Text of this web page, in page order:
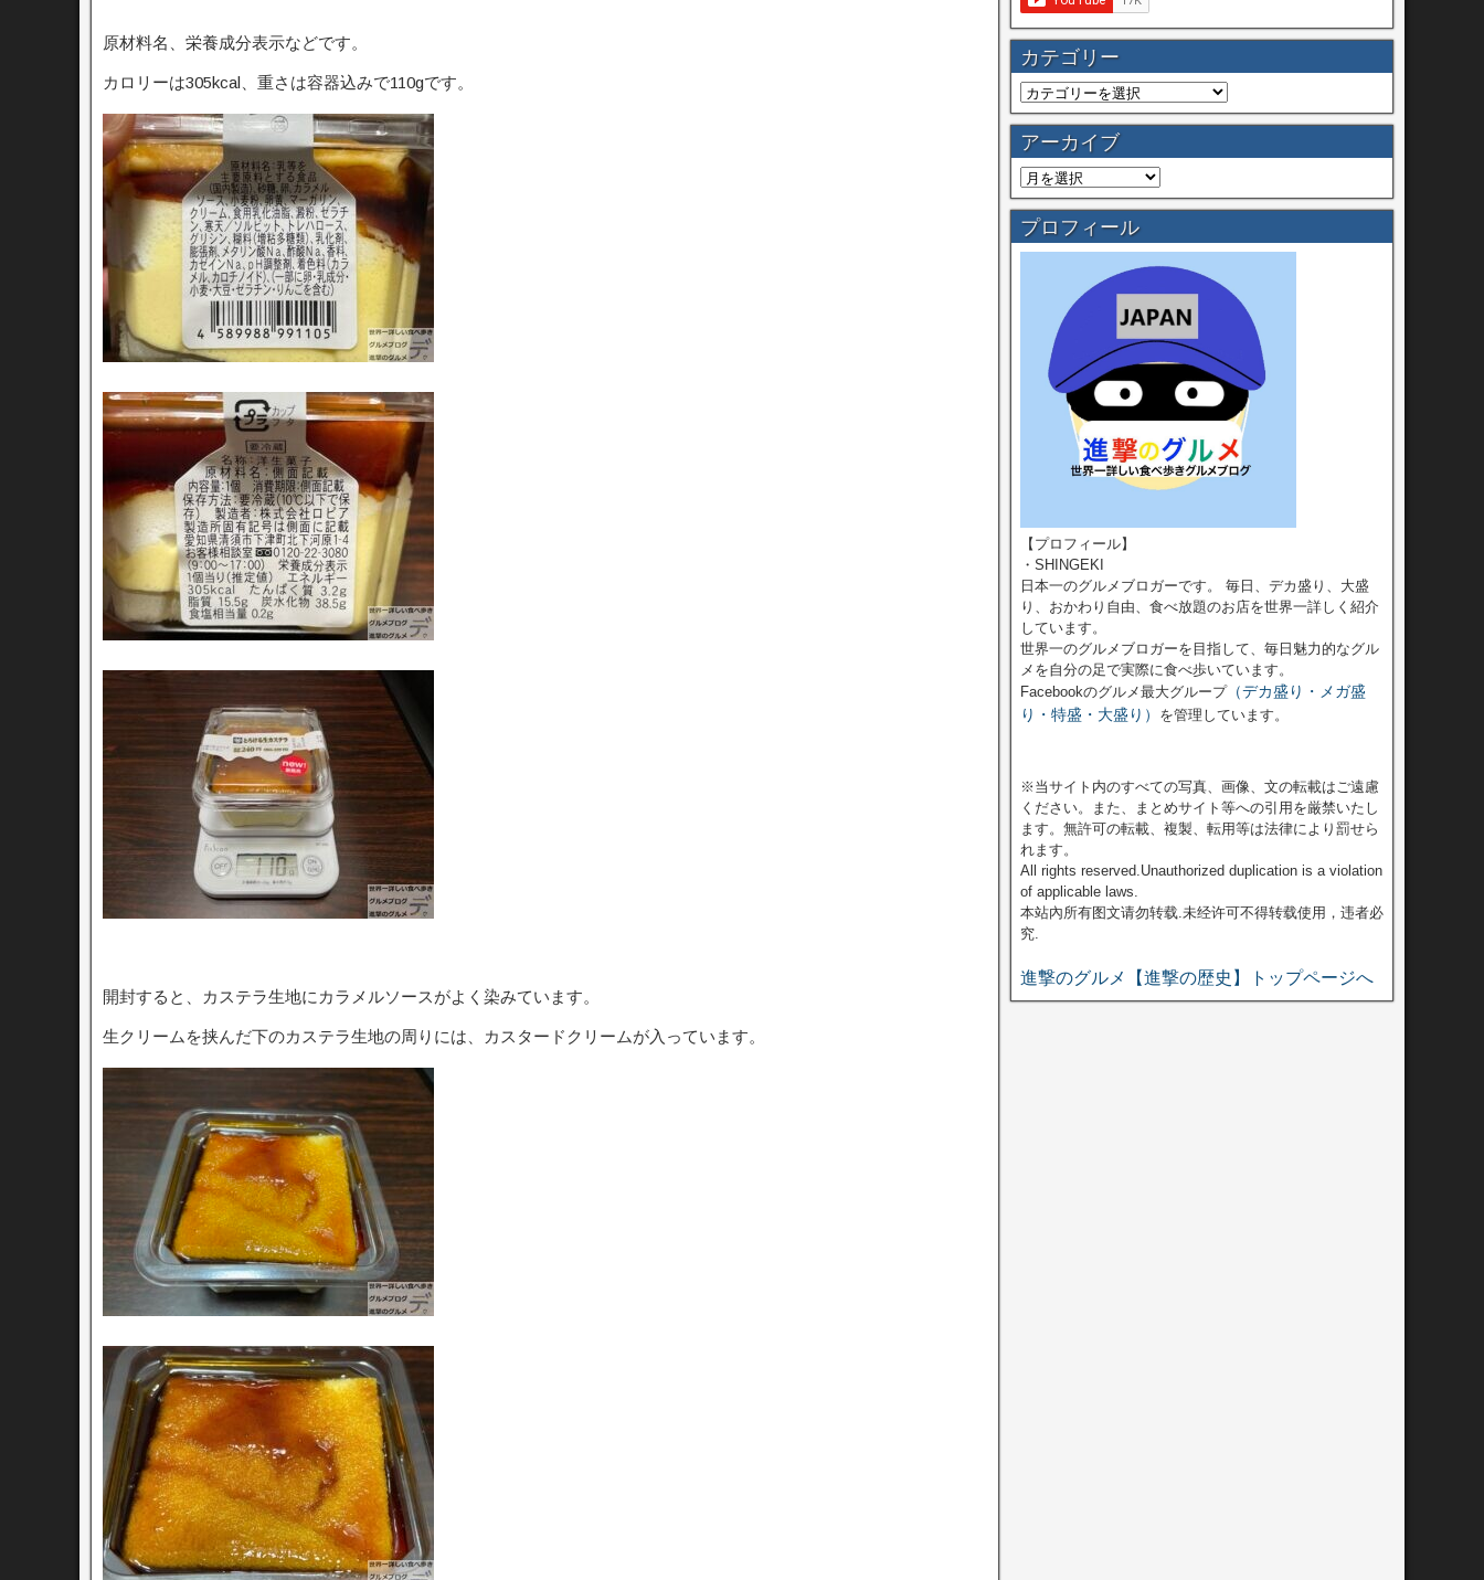
原材料名、栄養成分表示などです。
カロリーは305kcal、重さは容器込みで110gです。
開封すると、カステラ生地にカラメルソースがよく染みています。
生クリームを挟んだ下のカステラ生地の周りには、カスタードクリームが入っています。
カテゴリー
アーカイブ
プロフィール
【プロフィール】
・SHINGEKI
日本一のグルメブロガーです。 毎日、デカ盛り、大盛
り、おかわり自由、食べ放題のお店を世界一詳しく紹介
しています。
世界一のグルメブロガーを目指して、毎日魅力的なグル
メを自分の足で実際に食べ歩いています。
Facebookのグルメ最大グループ（デカ盛り・メガ盛
り・特盛・大盛り） を管理しています。
※当サイト内のすべての写真、画像、文の転載はご遠慮
ください。また、まとめサイト等への引用を厳禁いたし
ます。無許可の転載、複製、転用等は法律により罰せら
れます。
All rights reserved.Unauthorized duplication is a violation
of applicable laws.
本站內所有图文请勿转载.未经许可不得转载使用，违者必
究.
進撃のグルメ【進撃の歴史】トップページへ